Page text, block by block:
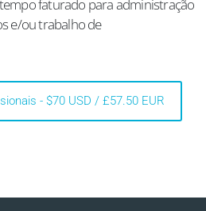
faturado para administração
e/ou trabalho de
- $70 USD / £57.50 EUR